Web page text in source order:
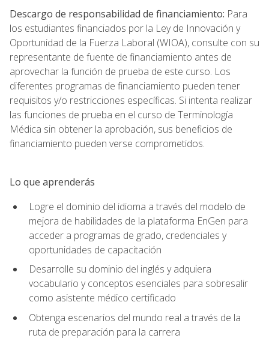
Descargo de responsabilidad de financiamiento: Para
los estudiantes financiados por la Ley de Innovación y
Oportunidad de la Fuerza Laboral (WIOA), consulte con su
representante de fuente de financiamiento antes de
aprovechar la función de prueba de este curso. Los
diferentes programas de financiamiento pueden tener
requisitos y/o restricciones específicas. Si intenta realizar
las funciones de prueba en el curso de Terminología
Médica sin obtener la aprobación, sus beneficios de
financiamiento pueden verse comprometidos.
Lo que aprenderás
Logre el dominio del idioma a través del modelo de
mejora de habilidades de la plataforma EnGen para
acceder a programas de grado, credenciales y
oportunidades de capacitación
Desarrolle su dominio del inglés y adquiera
vocabulario y conceptos esenciales para sobresalir
como asistente médico certificado
Obtenga escenarios del mundo real a través de la
ruta de preparación para la carrera